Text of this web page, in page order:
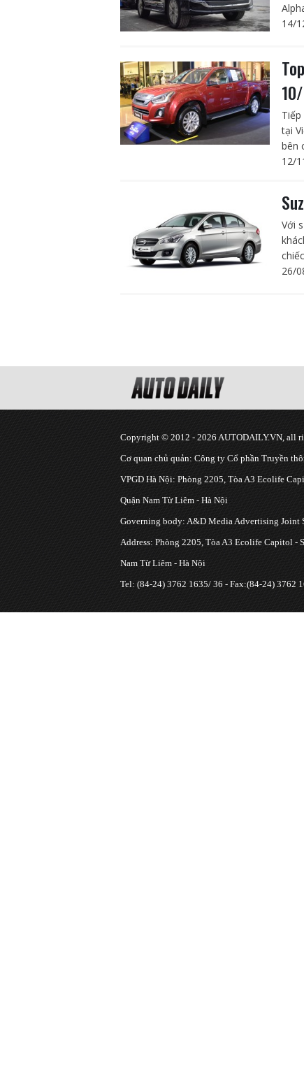
14/
tại
bên
12/
Với
26/
Copyright © 2012 - 2026 AUTODAILY.VN, all
Cơ quan chủ quản: Công ty Cổ phần Truyền
VPGD Hà Nội: Phòng 2205, Tòa A3 Ecolife
Quận Nam Từ Liêm - Hà Nội
Governing body: A&D Media Advertising Joint
Address: Phòng 2205, Tòa A3 Ecolife Capitol -
Nam Từ Liêm - Hà Nội
Tel: (84-24) 3762 1635/ 36 - Fax:(84-24) 3762